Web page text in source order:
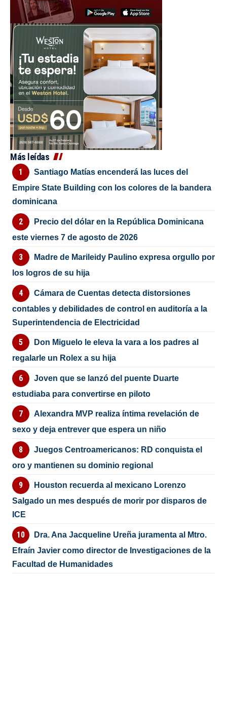
Más leídas
Santiago Matías encenderá las luces del
Empire State Building con los colores de la bandera
dominicana
Precio del dólar en la República Dominicana
este viernes 7 de agosto de 2026
Madre de Marileidy Paulino expresa orgullo por
los logros de su hija
Cámara de Cuentas detecta distorsiones
contables y debilidades de control en auditoría a la
Superintendencia de Electricidad
Don Miguelo le eleva la vara a los padres al
regalarle un Rolex a su hija
Joven que se lanzó del puente Duarte
estudiaba para convertirse en piloto
Alexandra MVP realiza íntima revelación de
sexo y deja entrever que espera un niño
Juegos Centroamericanos: RD conquista el
oro y mantienen su dominio regional
Houston recuerda al mexicano Lorenzo
Salgado un mes después de morir por disparos de
ICE
Dra. Ana Jacqueline Ureña juramenta al Mtro.
Efraín Javier como director de Investigaciones de la
Facultad de Humanidades